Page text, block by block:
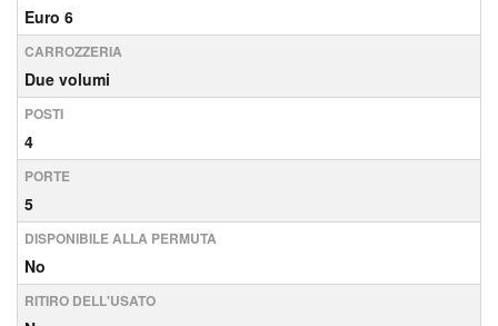
Euro 6
CARROZZERIA
Due volumi
POSTI
4
PORTE
5
DISPONIBILE ALLA PERMUTA
No
RITIRO DELL'USATO